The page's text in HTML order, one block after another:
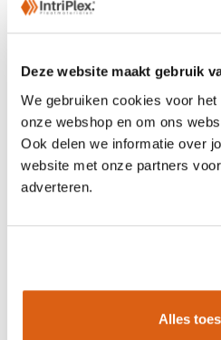
Deze website maakt gebruik
We gebruiken cookies voor
onze webshop en om ons
Ook delen we informatie over
website met onze partners
adverteren.
Alles